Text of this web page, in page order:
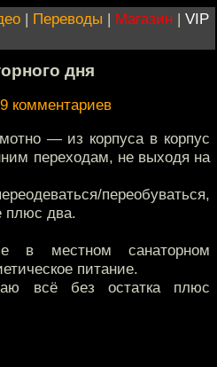
| Переводы | Магазин | VIP
дня
комментариев
— из корпуса в корпус
переходам, не выходя на
переобуваться,
плюс два.
в местном санаторном
питание.
всё без остатка плюс